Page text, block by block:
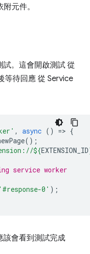
元件。
試。這會開啟測試 從
等待回應 從 Service
, async () => {
();
${EXTENSION_ID
service worker
'#response-0' );
該會看到測試完成